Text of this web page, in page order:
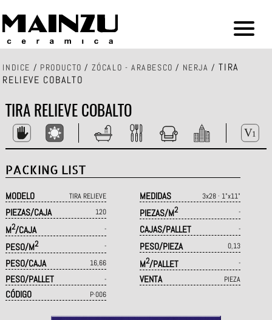
INDICE / PRODUCTO / ZÓCALO - ARABESCO / NERJA / TIRA
RELIEVE COBALTO
TIRA RELIEVE COBALTO
PACKING LIST
MODELO TIRA RELIEVE MEDIDAS 3x28 · 1"x11"
PIEZAS/CAJA 120 PIEZAS/M2 -
M2/CAJA - CAJAS/PALLET -
PESO/M2 - PESO/PIEZA 0,13
PESO/CAJA 16,66 M2/PALLET -
PESO/PALLET - VENTA PIEZA
CÓDIGO P·006